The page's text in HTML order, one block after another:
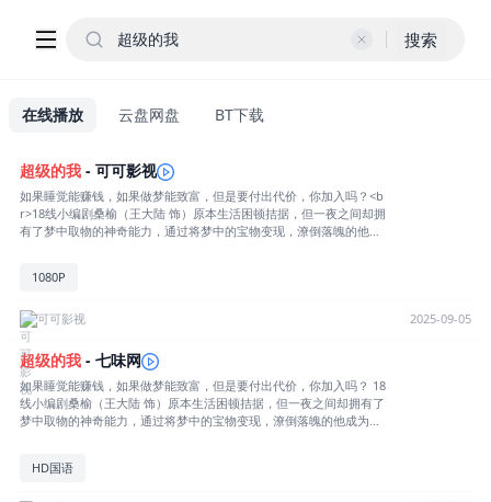
搜索
在线播放 云盘网盘 BT下载
超级的我 - 可可影视
如果睡觉能赚钱，如果做梦能致富，但是要付出代价，你加入吗？<b
r>18线小编剧桑榆（王大陆 饰）原本生活困顿拮据，但一夜之间却拥
有了梦中取物的神奇能力，通过将梦中的宝物变现，潦倒落魄的他成
了失控的边缘……
1080P
可可影视 2025-09-05
超级的我 - 七味网
如果睡觉能赚钱，如果做梦能致富，但是要付出代价，你加入吗？ 18
线小编剧桑榆（王大陆 饰）原本生活困顿拮据，但一夜之间却拥有了
梦中取物的神奇能力，通过将梦中的宝物变现，潦倒落魄的他成为人
困顿拮据，但一夜之间却拥有了梦中取物的神奇能力，通过将梦中的
HD国语